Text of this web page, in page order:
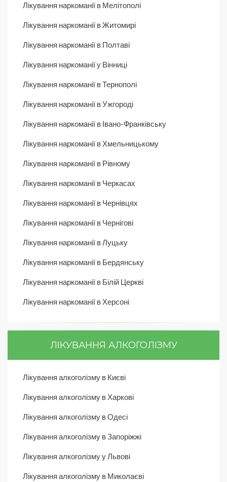
Лікування наркоманії в Мелітополі
Лікування наркоманії в Житомирі
Лікування наркоманії в Полтаві
Лікування наркоманії у Вінниці
Лікування наркоманії в Тернополі
Лікування наркоманії в Ужгороді
Лікування наркоманії в Івано-Франківську
Лікування наркоманії в Хмельницькому
Лікування наркоманії в Рівному
Лікування наркоманії в Черкасах
Лікування наркоманії в Чернівцях
Лікування наркоманії в Чернігові
Лікування наркоманії в Луцьку
Лікування наркоманії в Бердянську
Лікування наркоманії в Білій Церкві
Лікування наркоманії в Херсоні
ЛІКУВАННЯ АЛКОГОЛІЗМУ
Лікування алкоголізму в Києві
Лікування алкоголізму в Харкові
Лікування алкоголізму в Одесі
Лікування алкоголізму в Запоріжжі
Лікування алкоголізму у Львові
Лікування алкоголізму в Миколаєві